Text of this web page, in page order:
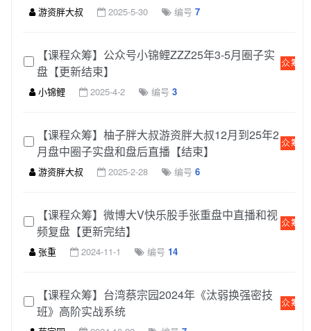
游资胖大叔 2025-5-30 编号 7
【课程众筹】公众号小锦鲤ZZZ25年3-5月圈子实
盘【更新结束】
小锦鲤 2025-4-2 编号 3
【课程众筹】柚子胖大叔游资胖大叔12月到25年2
月盘中圈子实盘和盘后直播【结束】
游资胖大叔 2025-2-28 编号 6
【课程众筹】微博大V快乐股手张重盘中直播和视
频复盘【更新完结】
张重 2024-11-1 编号 14
【课程众筹】台湾蔡宗园2024年《汰弱换强密技
班》高阶实战系统